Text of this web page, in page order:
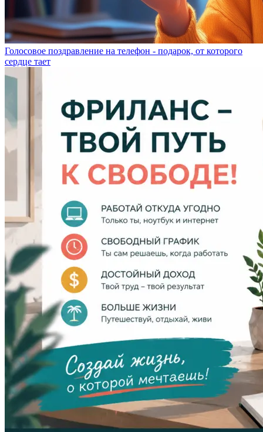
Голосовое поздравление на телефон - подарок, от которого
сердце тает